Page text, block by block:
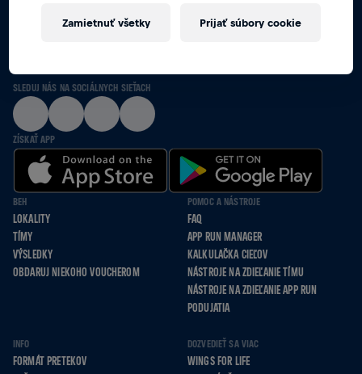
SLEDUJ NÁS NA SOCIÁLNYCH SIEŤACH
ZÍSKAŤ APP
BEH
LOKALITY
TÍMY
VÝSLEDKY
OBDARUJ NIEKOHO VOUCHEROM
POMOC A NÁSTROJE
FAQ
APP RUN MANAGER
KALKULAČKA CIEĽOV
NÁSTROJE NA ZDIEĽANIE TÍMU
NÁSTROJE NA ZDIEĽANIE APP RUN
PODUJATIA
INFO
FORMÁT PRETEKOV
DOZVEDIEŤ SA VIAC
WINGS FOR LIFE
Zamietnuť všetky Prijať súbory cookie